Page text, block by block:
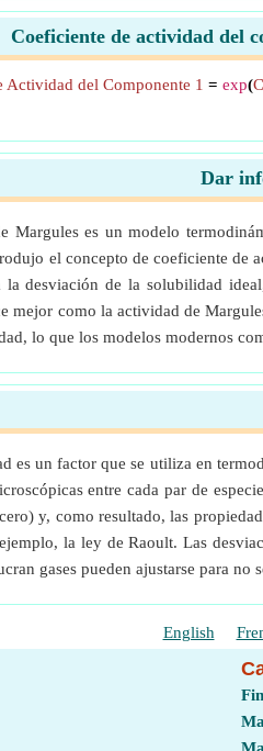
Coeficiente de actividad del
Actividad del Componente 1 = exp(
Dar
Margules es un modelo
el concepto de coeficiente de
desviación de la solubilidad
mejor como la actividad de
lo que los modelos modernos
es un factor que se utiliza en
entre cada par de
y, como resultado, las
la ley de Raoult. Las
gases pueden ajustarse para
English